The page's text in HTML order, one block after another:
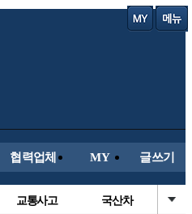
협력업체 MY 글쓰기
교통사고 국산차